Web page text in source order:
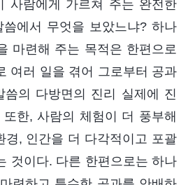
사람에게 가르쳐 주는 완전한
에서 무엇을 보았느냐? 하나
마련해 주는 목적은 한편으로
여러 일을 겪어 그로부터 공과
의 다방면의 진리 실제에 진
한, 사람의 체험이 더 풍부해
경, 인간을 더 다각적이고 포괄
것이다. 다른 한편으로는 하나